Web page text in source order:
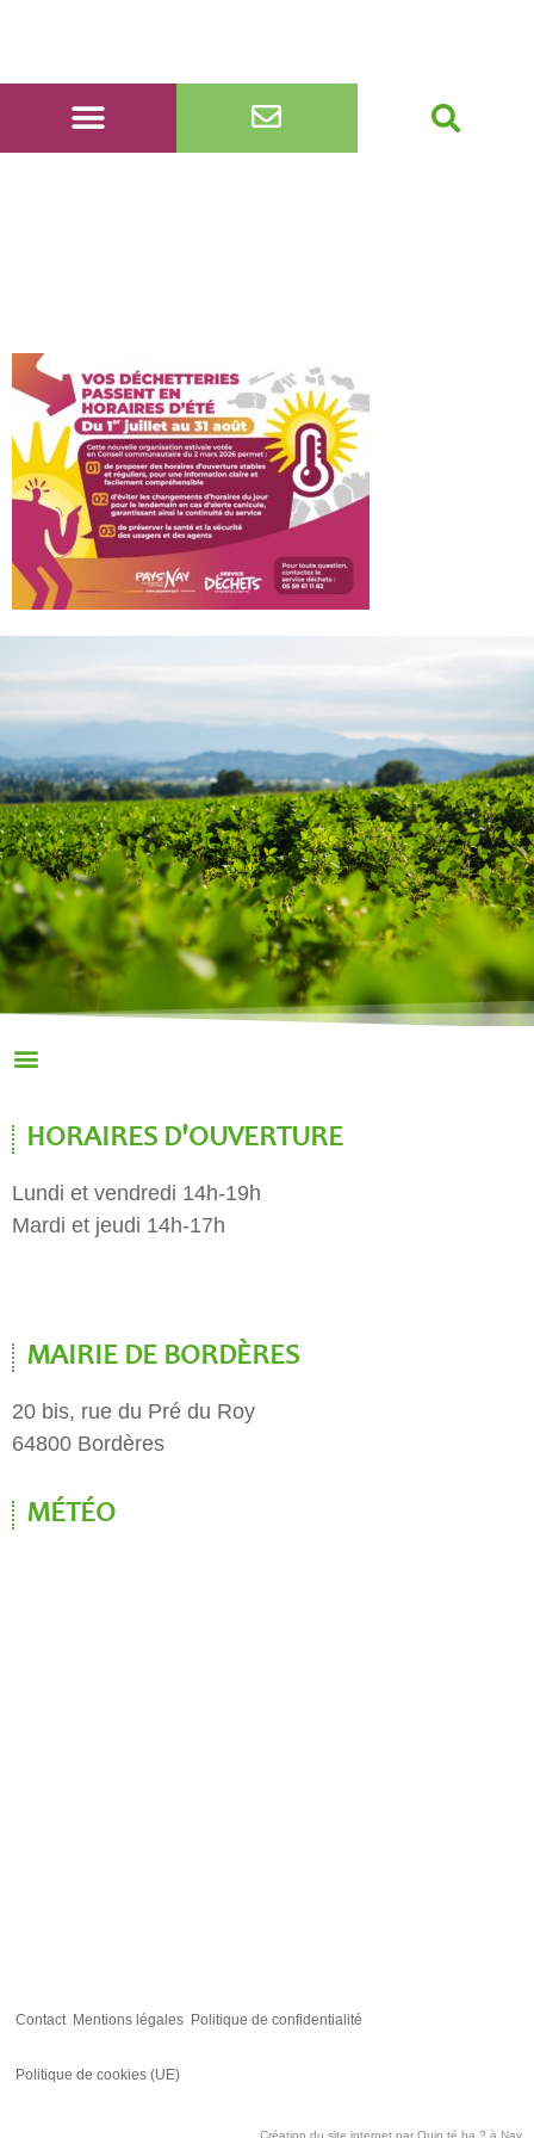
HORAIRES D'OUVERTURE
Lundi et vendredi 14h-19h
Mardi et jeudi 14h-17h
MAIRIE DE BORDÈRES
20 bis, rue du Pré du Roy
64800 Bordères
MÉTÉO
Contact Mentions légales Politique de confidentialité
Politique de cookies (UE)
Création du site internet par Quin té ba ? à Nay